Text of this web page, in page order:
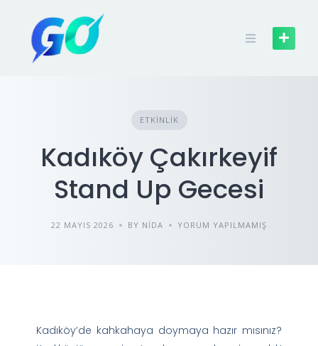
ETKINLIK
Kadıköy Çakırkeyif
Stand Up Gecesi
22 MAYIS 2026 BY NIDA YORUM YAPILMAMIŞ
Kadıköy’de kahkahaya doymaya hazır mısınız?